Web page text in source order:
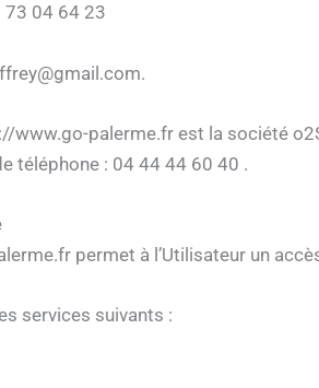
73 04 64 23
www.go-palerme.fr est la société
téléphone : 04 44 44 60 40 .
permet à l’Utilisateur un
services suivants :